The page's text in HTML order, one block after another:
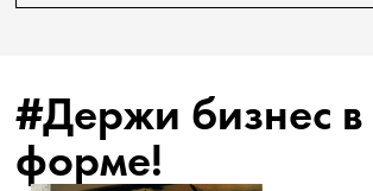
#Держи бизнес в
форме!